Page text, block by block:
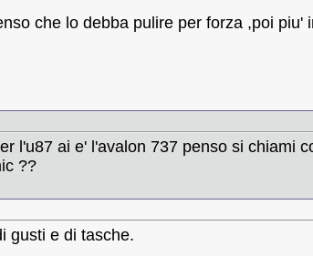
che lo debba pulire per forza ,poi
l'u87 ai e' l'avalon 737 penso si chiami
??
gusti e di tasche.